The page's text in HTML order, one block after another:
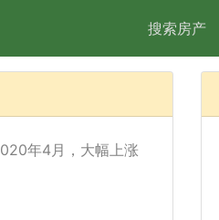
搜索房产
年4月，大幅上涨